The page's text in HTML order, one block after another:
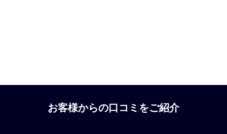
お客様からの口コミをご紹介